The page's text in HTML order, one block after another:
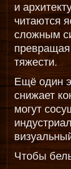
и
читаются
сложным
тяжести.
Ещё один
снижает
могут
Чтобы